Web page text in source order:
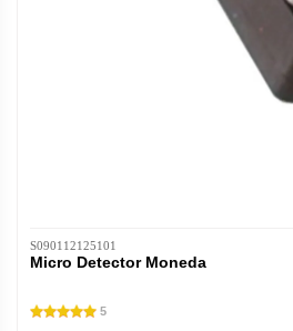
S090112125101
Micro Detector Moneda
5